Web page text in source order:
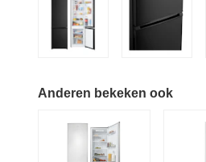
Anderen bekeken ook